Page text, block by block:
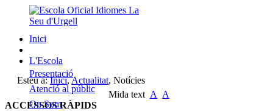
Inici
L'Escola
Presentació
Atenció al públic
On Som
Esteu a:Inici,Actualitat, Notícies
Mida text A
A
ACCESSOS RÀPIDS